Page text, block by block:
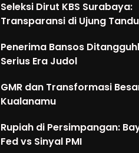
Seleksi Dirut KBS Surabaya:
Transparansi di Ujung
Penerima Bansos
Serius Era Judol
GMR dan Transformasi
Kualanamu
Rupiah di Persimpangan:
Fed vs Sinyal PMI